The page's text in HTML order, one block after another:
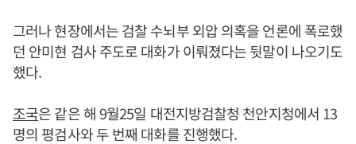
그러나 현장에서는 검찰 수뇌부 외압 의혹을 언론에 폭로했
던 안미현 검사 주도로 대화가 이뤄졌다는 뒷말이 나오기도
했다.
조국은 같은 해 9월25일 대전지방검찰청 천안지청에서 13
명의 평검사와 두 번째 대화를 진행했다.